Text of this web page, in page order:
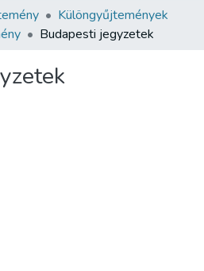
Különgyűjtemények
Budapesti jegyzetek